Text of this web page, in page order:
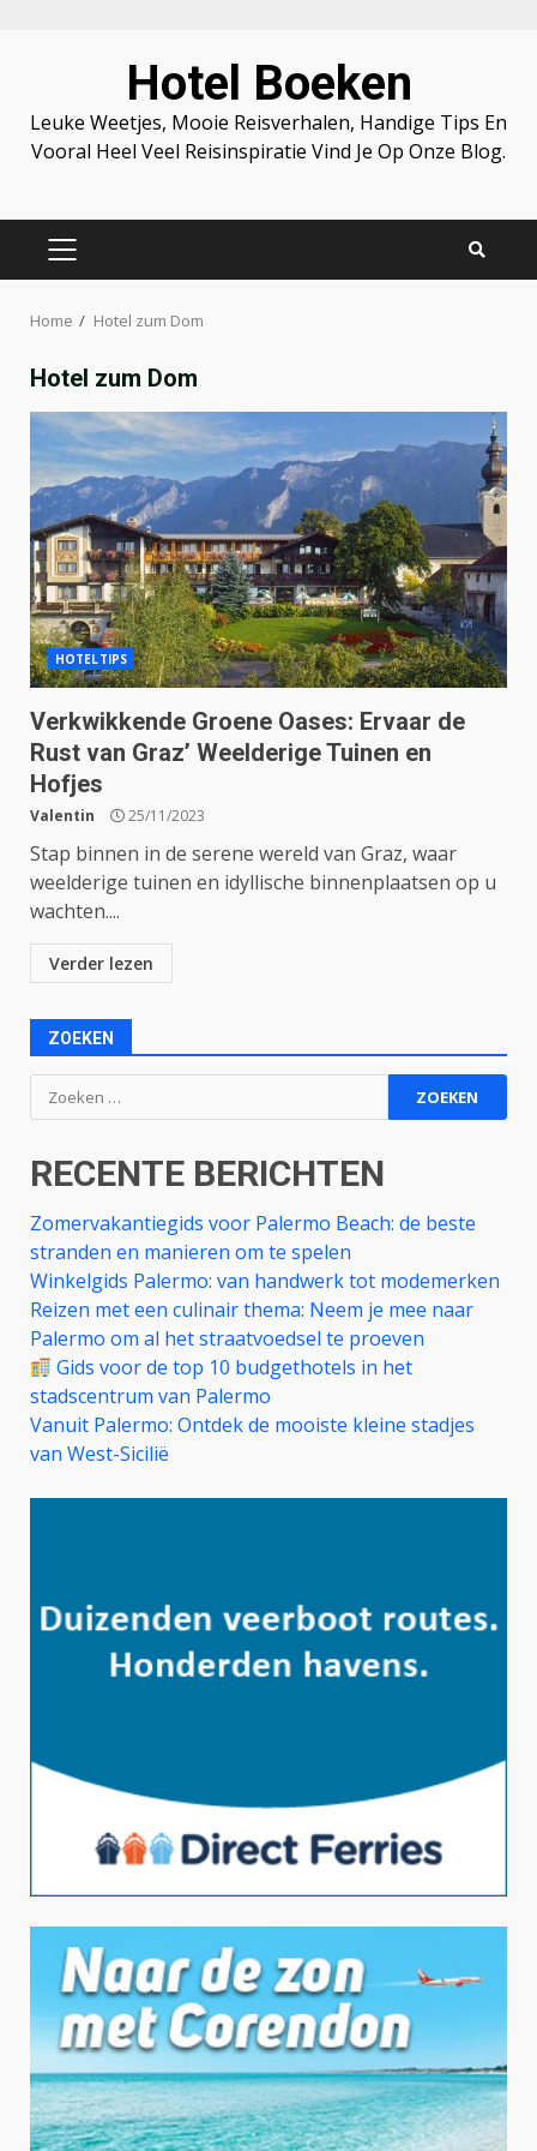
Hotel Boeken
Leuke Weetjes, Mooie Reisverhalen, Handige Tips En
Vooral Heel Veel Reisinspiratie Vind Je Op Onze Blog.
PRIMARY
Home Hotel zum Dom
Hotel zum Dom
HOTELTIPS
Verkwikkende Groene Oases: Ervaar de
Rust van Graz’ Weelderige Tuinen en
Hofjes
Valentin 25/11/2023
Stap binnen in de serene wereld van Graz, waar
weelderige tuinen en idyllische binnenplaatsen op u
wachten....
Verder lezen
ZOEKEN
Zoeken
naar:
RECENTE BERICHTEN
Zomervakantiegids voor Palermo Beach: de beste
stranden en manieren om te spelen
Winkelgids Palermo: van handwerk tot modemerken
Reizen met een culinair thema: Neem je mee naar
Palermo om al het straatvoedsel te proeven
Gids voor de top 10 budgethotels in het
stadscentrum van Palermo
Vanuit Palermo: Ontdek de mooiste kleine stadjes
van West-Sicilië